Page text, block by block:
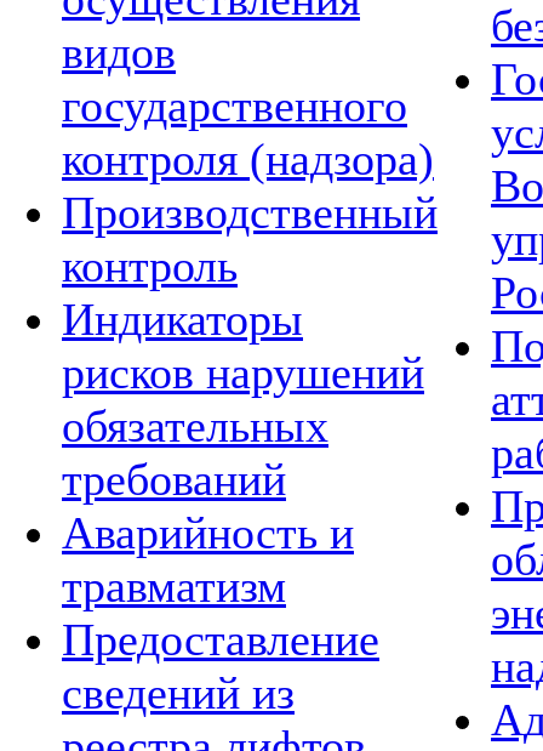
видов
государственного
контроля (надзора)
Производственный
контроль
Индикаторы
рисков нарушений
обязательных
требований
Аварийность и
травматизм
Предоставление
сведений из